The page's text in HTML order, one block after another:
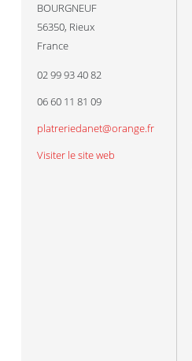
BOURGNEUF
56350, Rieux
France
02 99 93 40 82
06 60 11 81 09
platreriedanet@orange.fr
Visiter le site web